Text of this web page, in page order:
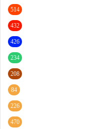
514
432
426
234
208
84
226
470